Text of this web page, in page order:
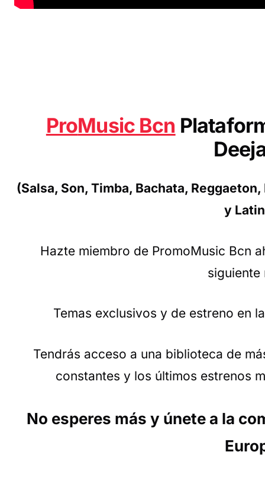
ProMusic Bcn
(Salsa, Son, Timba, Bachata,
y
Hazte miembro de PromoMusic Bcn
siguiente
Temas exclusivos y de estreno en
Tendrás acceso a una biblioteca de
constantes y los últimos estrenos
No esperes más y únete a la